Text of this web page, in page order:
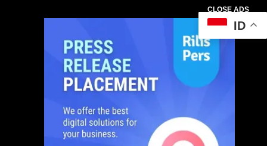
CLOSE ADS
ID